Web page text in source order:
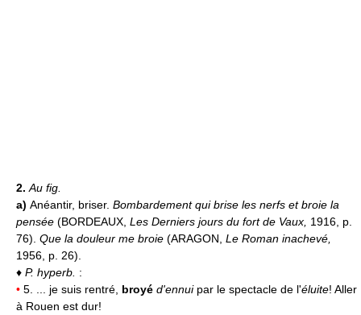
2. Au fig.
a) Anéantir, briser. Bombardement qui brise les nerfs et broie la
pensée (BORDEAUX, Les Derniers jours du fort de Vaux, 1916, p.
76). Que la douleur me broie (ARAGON, Le Roman inachevé,
1956, p. 26).
♦ P. hyperb. :
• 5. ... je suis rentré, broyé d'ennuipar le spectacle de l'éluite! Aller
à Rouen est dur!